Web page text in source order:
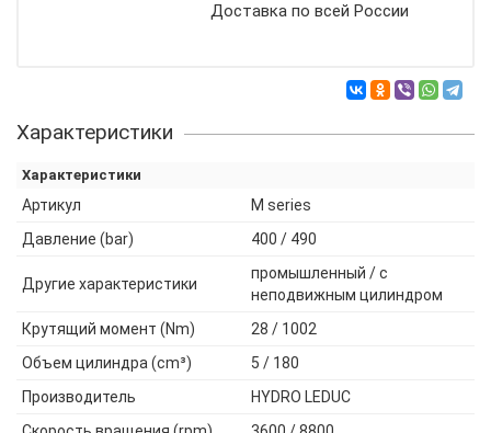
Доставка по всей России
Характеристики
Характеристики
Артикул
M series
Давление (bar)
400 / 490
Другие характеристики
промышленный / с
неподвижным цилиндром
Крутящий момент (Nm)
28 / 1002
Объем цилиндра (cm³)
5 / 180
Производитель
HYDRO LEDUC